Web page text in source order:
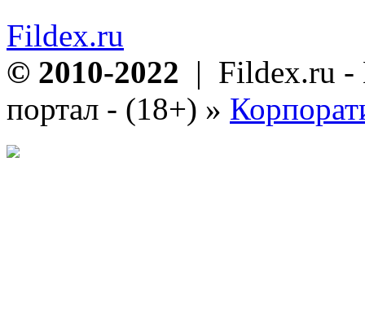
Fildex.ru
© 2010-2022 | Fildex.ru -
портал - (18+) »